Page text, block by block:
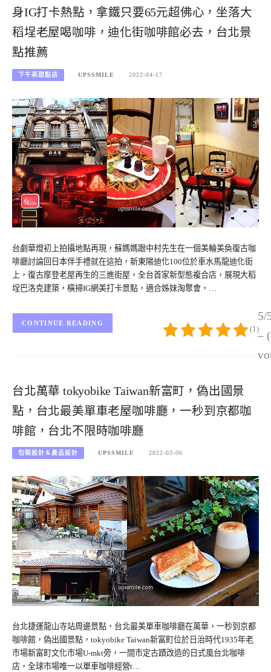
身IG打卡熱點，拿鐵只要65元超佛心，坐落大
稻埕老屋喝咖啡，迪化街咖啡館必去，台北景
點推薦
下午茶甜點店 UPSSMILE 2022-04-17
台劇華燈初上拍攝地點再現，蘇媽媽跟中村先生在一個美輪美奐復古咖
啡廳討論回日本伴手禮就在這拍，新東陽迪化100位於車水馬龍迪化街
上，復古摩登老屋再生的三進街屋，全台首家新型態複合店，展現大稻
埕巴洛克建築，橫掃IG網美打卡景點，適合姊妹淘聚會，…
5/
–
(1)
CONTINUE READING
台北萬華 tokyobike Taiwan新富町，偽出國景
點，台北最美單車老屋咖啡廳，一秒到京都咖
啡館，台北不限時咖啡廳
包裝設計＆產品設計 UPSSMILE 2022-03-06
台北捷運龍山寺站周邊景點，台北最美單車咖啡廳在萬華，一秒到京都
咖啡館，偽出國景點，tokyobike Taiwan新富町位於日治時代1935年老
市場新富町文化市場U-mkt旁，一間市定古蹟改造的日式風台北咖啡
店，全球市場唯一以單車咖啡經營t…